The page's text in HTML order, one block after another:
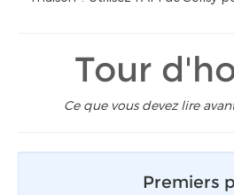
Tour
Ce que vous devez lire
Premiers